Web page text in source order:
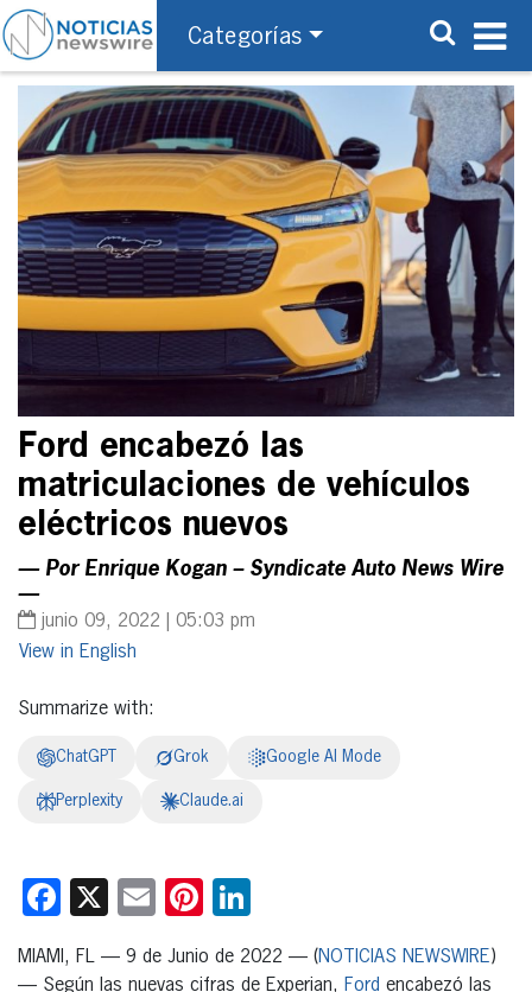
Categorías
Ford encabezó las
matriculaciones de vehículos
eléctricos nuevos
— Por Enrique Kogan – Syndicate Auto News Wire
—
junio 09, 2022 | 05:03 pm
English
Summarize with:
ChatGPT Grok Google AI Mode
Perplexity Claude.ai
Facebook
X EmailPinterest
MIAMI, FL — 9 de Junio de 2022 — (NOTICIAS NEWSWIRE)
— Según las nuevas cifras de Experian, Ford encabezó las